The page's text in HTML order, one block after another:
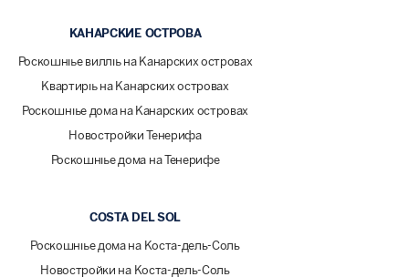
КАНАРСКИЕ ОСТРОВА
Роскошные виллы на Канарских островах
Квартиры на Канарских островах
Роскошные дома на Канарских островах
Новостройки Тенерифа
Роскошные дома на Тенерифе
COSTA DEL SOL
Роскошные дома на Коста-дель-Соль
Новостройки на Коста-дель-Соль